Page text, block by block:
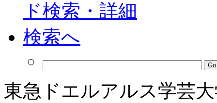
東急ドエルアルス学芸